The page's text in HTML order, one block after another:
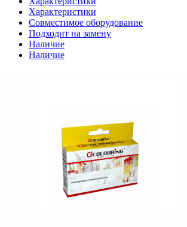
Характеристики
Совместимое оборудование
Подходит на замену
Наличие
Наличие